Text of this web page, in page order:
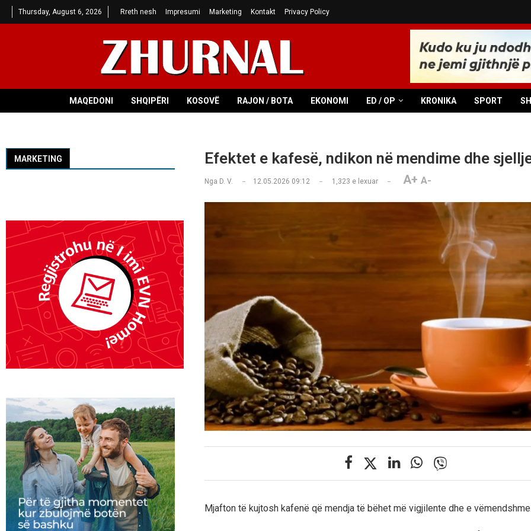
Thursday, August 6, 2026 Rreth nesh Impresumi Marketing Kontakt Privacy Policy
MAQEDONI SHQIPËRI KOSOVË RAJON / BOTA EKONOMI ED / OP KRONIKA SPORT
Efektet e kafesë, ndikon në mendime dhe
Nga D. V. 12.05.2026 09:12 1,323 e lexuar A+ A-
Mjafton të kujtosh kafenë që mendja të bëhet më vigjilente dhe e
MARKETING